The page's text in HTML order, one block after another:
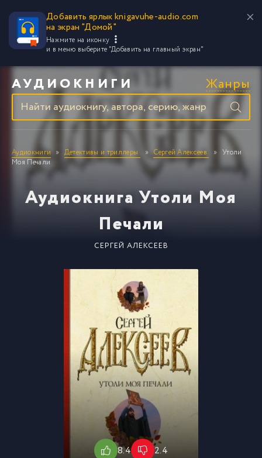
Добавить ярлык knigavuhe-audio.com
на экран "Домой"
Нажмите на иконку
и в меню выберите "Добавить на главный экран"
АУДИОКНИГИ Жанры
Аудиокниги Детективы и триллеры Сергей Алексеев
Утоли
Моя Печали
Аудиокнига Утоли Моя
Печали
СЕРГЕЙ АЛЕКСЕЕВ
8.4 2.4